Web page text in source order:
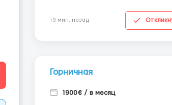
19 мин. назад
Горничная
1900€ / в месяц